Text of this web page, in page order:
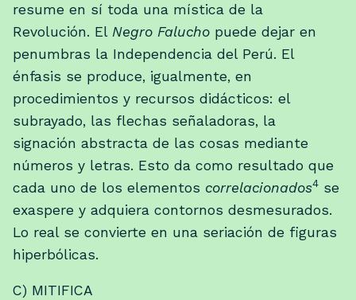
resume en sí toda una mística de la
Revolución. El Negro Falucho puede dejar en
penumbras la Independencia del Perú. El
énfasis se produce, igualmente, en
procedimientos y recursos didácticos: el
subrayado, las flechas señaladoras, la
signación abstracta de las cosas mediante
números y letras. Esto da como resultado que
cada uno de los elementos correlacionados4 se
exaspere y adquiera contornos desmesurados.
Lo real se convierte en una seriación de figuras
hiperbólicas.
C) MITIFICA